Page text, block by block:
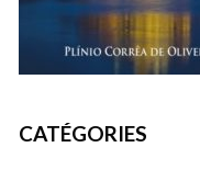
CATÉGORIES